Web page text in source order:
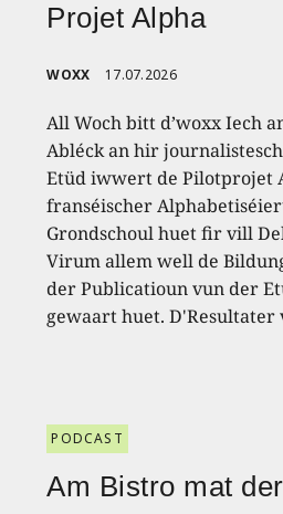
Projet Alpha
WOXX 17.07.2026
All Woch bitt d’woxx Iech
Abléck an hir
Etüd iwwert de Pilotprojet
franséischer
Grondschoul huet fir vill
Virum allem well de
der Publicatioun vun der
gewaart huet. D'Resultater
PODCAST
Am Bistro mat